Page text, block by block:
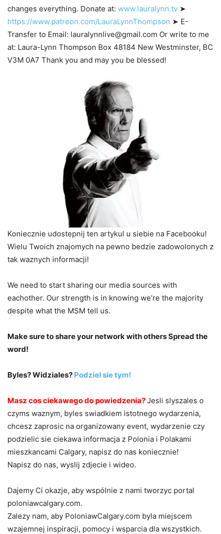
changes everything. Donate at: www.lauralynn.tv ➤
https://www.patreon.com/LauraLynnThompson ➤ E-
Transfer to Email: lauralynnlive@gmail.com Or write to me
at: Laura-Lynn Thompson Box 48184 New Westminster, BC
V3M 0A7 Thank you and may you be blessed!
Koniecznie udostepnij ten artykul u siebie na Facebooku!
Wielu Twoich znajomych na pewno bedzie zadowolonych z
tak waznych informacji!
We need to start sharing our media sources with
eachother. Our strength is in knowing we’re the majority
despite what the MSM tell us.
Make sure to share your network with others Spread the
word!
Byles? Widziales? Podziel sie tym!
Masz cos ciekawego do powiedzenia?Jesli slyszales o
czyms waznym, byles swiadkiem istotnego wydarzenia,
chcesz zaprosic na organizowany event, wydarzenie czy
podzielic sie ciekawa informacja z Polonia i Polakami
mieszkancami Calgary, napisz do nas koniecznie!
Napisz do nas, wyslij zdjecie i wideo.
Dajemy Ci okazje, aby wspólnie z nami tworzyc portal
poloniawcalgary.com.
Zalezy nam, aby PoloniawCalgary.com byla miejscem
wzajemnej inspiracji, pomocy i wsparcia dla wszystkich.